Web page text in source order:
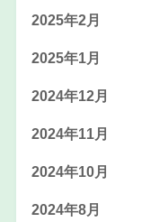
2025年2月
2025年1月
2024年12月
2024年11月
2024年10月
2024年8月